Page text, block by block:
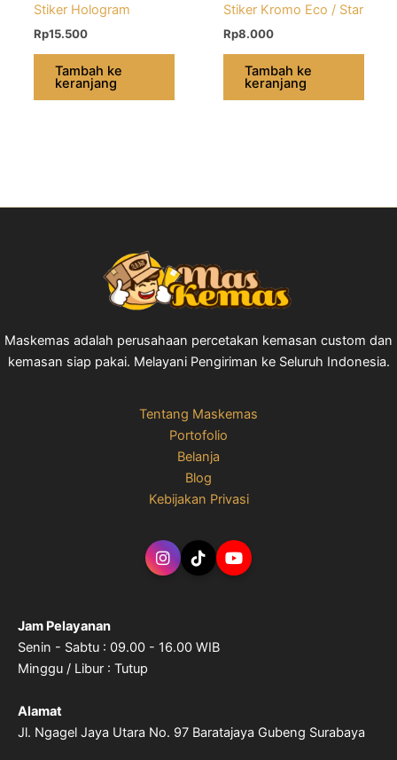
Stiker Hologram
Rp15.500
Tambah ke
keranjang
Stiker Kromo Eco / Star
Rp8.000
Tambah ke
keranjang
Maskemas adalah perusahaan percetakan kemasan custom dan
kemasan siap pakai. Melayani Pengiriman ke Seluruh Indonesia.
Tentang Maskemas
Portofolio
Belanja
Blog
Kebijakan Privasi
Jam Pelayanan
Senin - Sabtu : 09.00 - 16.00 WIB
Minggu / Libur : Tutup
Alamat
Jl. Ngagel Jaya Utara No. 97 Baratajaya Gubeng Surabaya